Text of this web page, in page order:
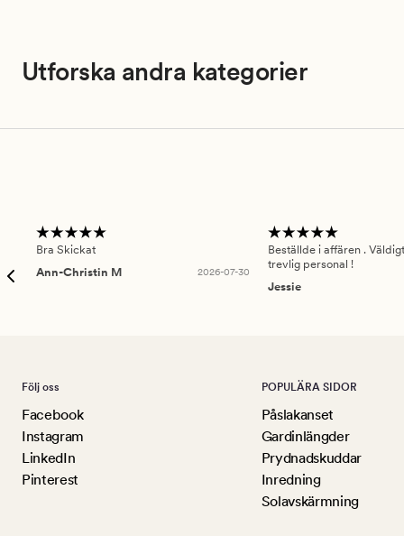
Utforska andra kategorier
Bra Skickat
Ann-Christin M
2026-07-30
Beställde i affären .
trevlig personal !
Jessie
Följ oss
Facebook
Instagram
LinkedIn
Pinterest
POPULÄRA SIDOR
Påslakanset
Gardinlängder
Prydnadskuddar
Inredning
Solavskärmning